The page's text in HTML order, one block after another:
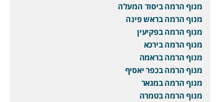
מנוף הרמה ביסוד המעלה
מנוף הרמה בראש פינה
מנוף הרמה בפקיעין
מנוף הרמה בירכא
מנוף הרמה בראמה
מנוף הרמה בכפר יאסיף
מנוף הרמה במגאר
מנוף הרמה בטמרה